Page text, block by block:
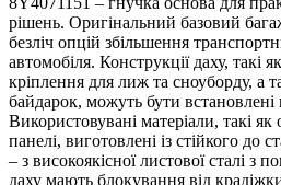
рішень. Оригінальний базовий
безліч опцій збільшення
автомобіля. Конструкції даху, такі
кріплення для лиж та сноуборду, а
байдарок, можуть бути встановлені
Використовувані матеріали, такі
панелі, виготовлені із стійкого до
– з високоякісної листової сталі з
даху мають блокування від